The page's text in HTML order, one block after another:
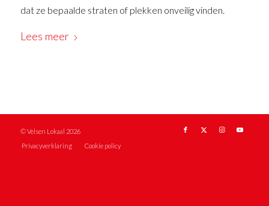
dat ze bepaalde straten of plekken onveilig vinden.
Lees meer
© Velsen Lokaal 2026
Privacyverklaring
Cookie policy